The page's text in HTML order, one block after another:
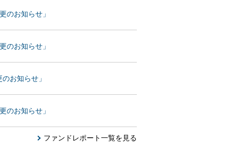
のお知らせ」
のお知らせ」
お知らせ」
のお知らせ」
ファンドレポート一覧を見る